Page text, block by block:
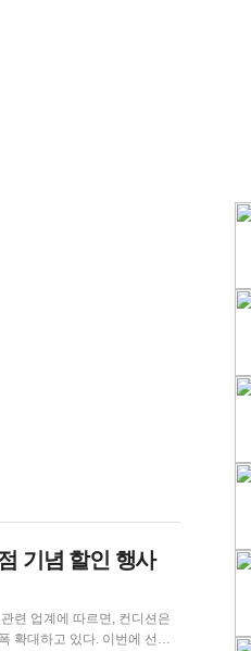
기념 할인 행사
확대하고 있다. 이번에 선보